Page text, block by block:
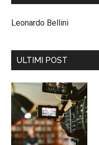
Leonardo Bellini
ULTIMI POST